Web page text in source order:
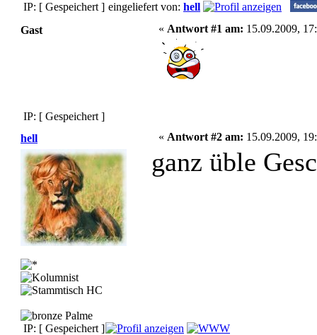
IP: [ Gespeichert ] eingeliefert von: hell
Gast
« Antwort #1 am: 15.09.2009,
IP: [ Gespeichert ]
hell
« Antwort #2 am: 15.09.2009,
ganz üble
IP: [ Gespeichert ]